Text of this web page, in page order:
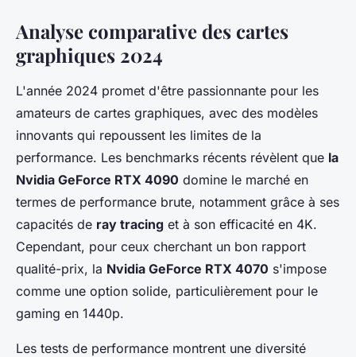
Analyse comparative des cartes
graphiques 2024
L'année 2024 promet d'être passionnante pour les
amateurs de cartes graphiques, avec des modèles
innovants qui repoussent les limites de la
performance. Les benchmarks récents révèlent que la
Nvidia GeForce RTX 4090 domine le marché en
termes de performance brute, notamment grâce à ses
capacités de ray tracing et à son efficacité en 4K.
Cependant, pour ceux cherchant un bon rapport
qualité-prix, la Nvidia GeForce RTX 4070 s'impose
comme une option solide, particulièrement pour le
gaming en 1440p.
Les tests de performance montrent une diversité